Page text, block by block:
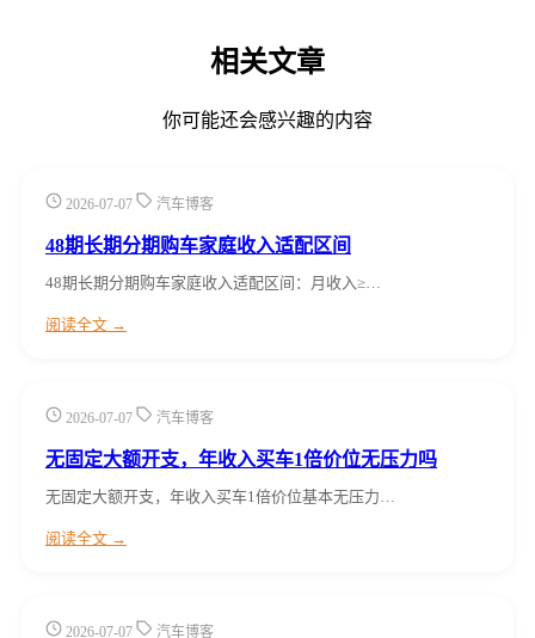
相关文章
你可能还会感兴趣的内容
2026-07-07 汽车博客
48期长期分期购车家庭收入适配区间
48期长期分期购车家庭收入适配区间：月收入≥…
阅读全文 →
2026-07-07 汽车博客
无固定大额开支，年收入买车1倍价位无压力吗
无固定大额开支，年收入买车1倍价位基本无压力…
阅读全文 →
2026-07-07 汽车博客